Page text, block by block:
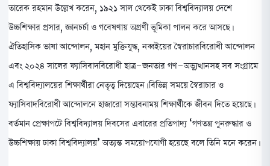
তারেক রহমান উল্লেখ করেন, ১৯২১ সাল থেকেই ঢাকা বিশ্ববিদ্যালয় দেশে
উচ্চশিক্ষার প্রসার, জ্ঞানচর্চা ও গবেষণায় অগ্রণী ভূমিকা পালন করে আসছে।
ঐতিহাসিক ভাষা আন্দোলন, মহান মুক্তিযুদ্ধ, নব্বইয়ের স্বৈরাচারবিরোধী আন্দোলন
এবং ২০২৪ সালের ফ্যাসিবাদবিরোধী ছাত্র-জনতার গণ-অভ্যুত্থানসহ সব সংগ্রামে
এ বিশ্ববিদ্যালয়ের শিক্ষার্থীরা নেতৃত্ব দিয়েছেন। বিভিন্ন সময়ে স্বৈরাচার ও
ফ্যাসিবাদবিরোধী আন্দোলনে হাজারো সম্ভাবনাময় শিক্ষার্থীকে জীবন দিতে হয়েছে।
বর্তমান প্রেক্ষাপটে বিশ্ববিদ্যালয় দিবসের এবারের প্রতিপাদ্য ‘গণতন্ত্র পুনরুদ্ধার ও
উচ্চশিক্ষায় ঢাকা বিশ্ববিদ্যালয়’ অত্যন্ত সময়োপযোগী হয়েছে বলে তিনি মনে করেন।